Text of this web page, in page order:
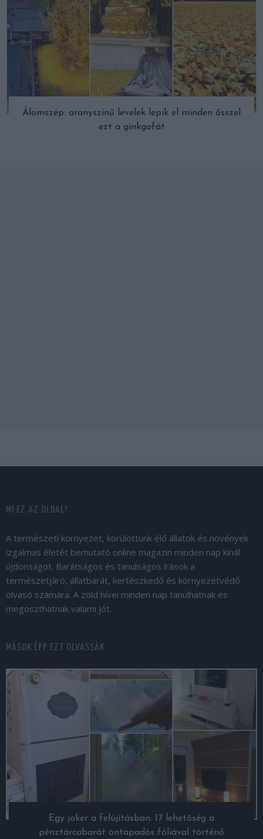
Álomszép: aranyszínű levelek lepik el minden ősszel
ezt a ginkgofát
MI EZ AZ OLDAL?
A természeti környezet, körülöttünk élő állatok és növények
izgalmas életét bemutató online magazin minden nap kínál
újdonságot. Barátságos és tanulságos írások a
természetjáró, állatbarát, kertészkedő és környezetvédő
olvasó számára. A zöld hívei minden nap tanulhatnak és
megoszthatnak valami jót.
MÁSOK ÉPP EZT OLVASSÁK
Egy joker a felújításban: 17 lehetőség a
pénztárcabarát öntapadós fóliával történő